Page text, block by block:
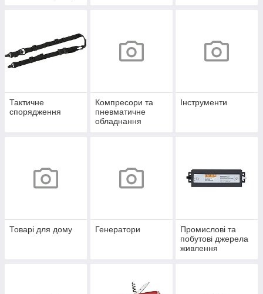
Тактичне
спорядження
Компресори та
пневматичне
обладнання
Інструменти
Товарі для дому Генератори
Промислові та
побутові джерела
живлення